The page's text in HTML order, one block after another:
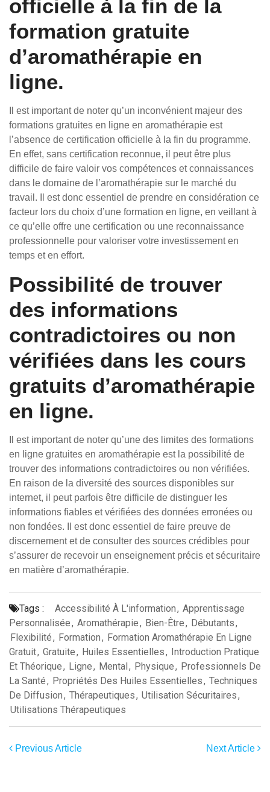
officielle à la fin de la
formation gratuite
d’aromathérapie en
ligne.
Il est important de noter qu’un inconvénient majeur des
formations gratuites en ligne en aromathérapie est
l’absence de certification officielle à la fin du programme.
En effet, sans certification reconnue, il peut être plus
difficile de faire valoir vos compétences et connaissances
dans le domaine de l’aromathérapie sur le marché du
travail. Il est donc essentiel de prendre en considération ce
facteur lors du choix d’une formation en ligne, en veillant à
ce qu’elle offre une certification ou une reconnaissance
professionnelle pour valoriser votre investissement en
temps et en effort.
Possibilité de trouver
des informations
contradictoires ou non
vérifiées dans les cours
gratuits d’aromathérapie
en ligne.
Il est important de noter qu’une des limites des formations
en ligne gratuites en aromathérapie est la possibilité de
trouver des informations contradictoires ou non vérifiées.
En raison de la diversité des sources disponibles sur
internet, il peut parfois être difficile de distinguer les
informations fiables et vérifiées des données erronées ou
non fondées. Il est donc essentiel de faire preuve de
discernement et de consulter des sources crédibles pour
s’assurer de recevoir un enseignement précis et sécuritaire
en matière d’aromathérapie.
Tags : Accessibilité À L'information, Apprentissage
Personnalisée, Aromathérapie, Bien-Être, Débutants,
Flexibilité, Formation, Formation Aromathérapie En Ligne
Gratuit, Gratuite, Huiles Essentielles, Introduction Pratique
Et Théorique, Ligne, Mental, Physique, Professionnels De
La Santé, Propriétés Des Huiles Essentielles, Techniques
De Diffusion, Thérapeutiques, Utilisation Sécuritaires,
Utilisations Thérapeutiques
Previous Article Next Article